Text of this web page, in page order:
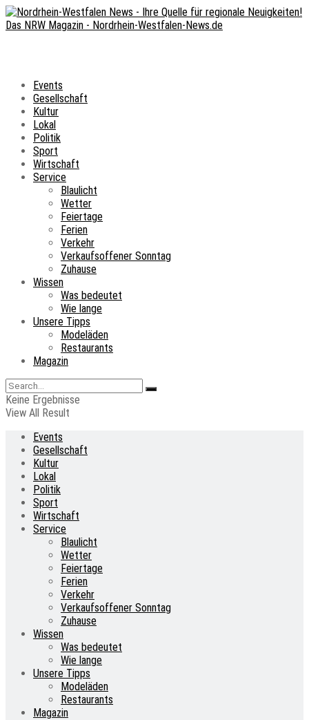
Events
Gesellschaft
Kultur
Lokal
Politik
Sport
Wirtschaft
Service
Blaulicht
Wetter
Feiertage
Ferien
Verkehr
Verkaufsoffener Sonntag
Zuhause
Wissen
Was bedeutet
Wie lange
Unsere Tipps
Modeläden
Restaurants
Magazin
Keine Ergebnisse
View All Result
Events
Gesellschaft
Kultur
Lokal
Politik
Sport
Wirtschaft
Service
Blaulicht
Wetter
Feiertage
Ferien
Verkehr
Verkaufsoffener Sonntag
Zuhause
Wissen
Was bedeutet
Wie lange
Unsere Tipps
Modeläden
Restaurants
Magazin